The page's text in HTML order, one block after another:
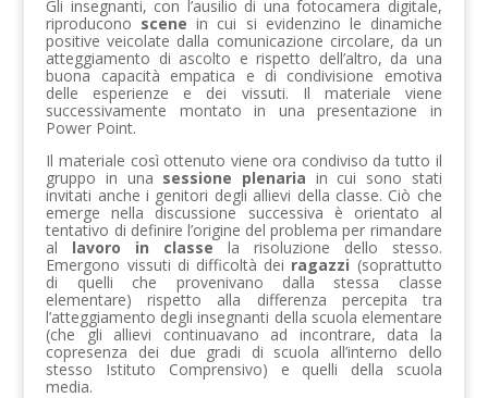
Gli insegnanti, con l’ausilio di una fotocamera digitale,
riproducono scene in cui si evidenzino le dinamiche
positive veicolate dalla comunicazione circolare, da un
atteggiamento di ascolto e rispetto dell’altro, da una
buona capacità empatica e di condivisione emotiva
delle esperienze e dei vissuti. Il materiale viene
successivamente montato in una presentazione in
Power Point.
Il materiale così ottenuto viene ora condiviso da tutto il
gruppo in una sessione plenaria in cui sono stati
invitati anche i genitori degli allievi della classe. Ciò che
emerge nella discussione successiva è orientato al
tentativo di definire l’origine del problema per rimandare
al lavoro in classela risoluzione dello stesso.
Emergono vissuti di difficoltà dei ragazzi (soprattutto
di quelli che provenivano dalla stessa classe
elementare) rispetto alla differenza percepita tra
l’atteggiamento degli insegnanti della scuola elementare
(che gli allievi continuavano ad incontrare, data la
copresenza dei due gradi di scuola all’interno dello
stesso Istituto Comprensivo) e quelli della scuola
media.